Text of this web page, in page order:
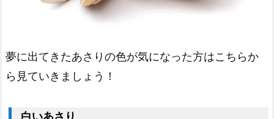
夢に出てきたあさりの色が気になった方はこちらか
ら見ていきましょう！
白いあさり